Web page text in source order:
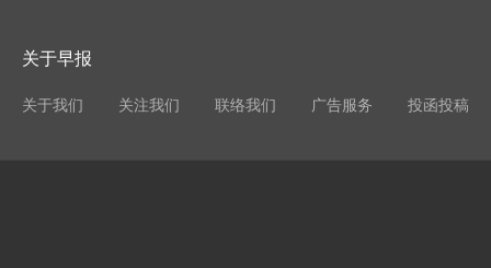
关于早报
关于我们 关注我们 联络我们 广告服务 投函投稿